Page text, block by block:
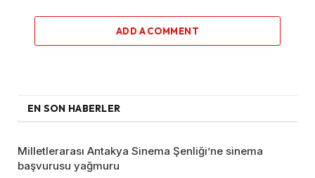
ADD A COMMENT
EN SON HABERLER
Milletlerarası Antakya Sinema Şenliği’ne sinema
başvurusu yağmuru